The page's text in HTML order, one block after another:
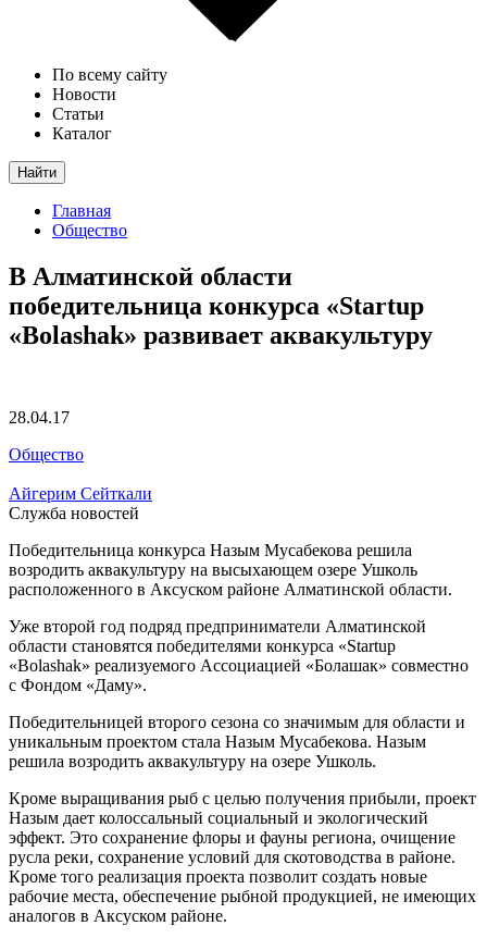
По всему сайту
Новости
Статьи
Каталог
Найти
Главная
Общество
В Алматинской области
победительница конкурса «Stаrtup
«Bolashak» развивает аквакультуру
28.04.17
Общество
Айгерим Сейткали
Служба новостей
Победительница конкурса Назым Мусабекова решила
возродить аквакультуру на высыхающем озере Ушколь
расположенного в Аксуском районе Алматинской области.
Уже второй год подряд предприниматели Алматинской
области становятся победителями конкурса «Stаrtup
«Bolashak» реализуемого Ассоциацией «Болашак» совместно
с Фондом «Даму».
Победительницей второго сезона со значимым для области и
уникальным проектом стала Назым Мусабекова. Назым
решила возродить аквакультуру на озере Ушколь.
Кроме выращивания рыб с целью получения прибыли, проект
Назым дает колоссальный социальный и экологический
эффект. Это сохранение флоры и фауны региона, очищение
русла реки, сохранение условий для скотоводства в районе.
Кроме того реализация проекта позволит создать новые
рабочие места, обеспечение рыбной продукцией, не имеющих
аналогов в Аксуском районе.